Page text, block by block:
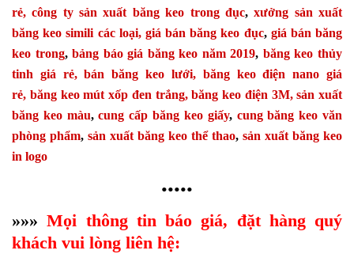
rẻ, công ty sản xuất băng keo trong đục,xưởng sản xuất
băng keo simili các loại, giá bán băng keo đục, giá bán băng
keo trong,bảng báo giá băng keo năm 2019, băng keo thủy
tinh giá rẻ, bán băng keo lưới, băng keo điện nano giá
rẻ, băng keo mút xốp đen trắng, băng keo điện 3M, sản xuất
băng keo màu,cung cấp băng keo giấy,cung băng keo văn
phòng phẩm, sản xuất băng keo thể thao, sản xuất băng keo
in logo
•••••
»»»Mọi thông tin báo giá, đặt hàng quý
khách vui lòng liên hệ: